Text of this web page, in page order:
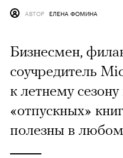
АВТОР ЕЛЕНА ФОМИНА
Бизнесмен,
соучредитель
к летнему
«отпускных»
полезны в